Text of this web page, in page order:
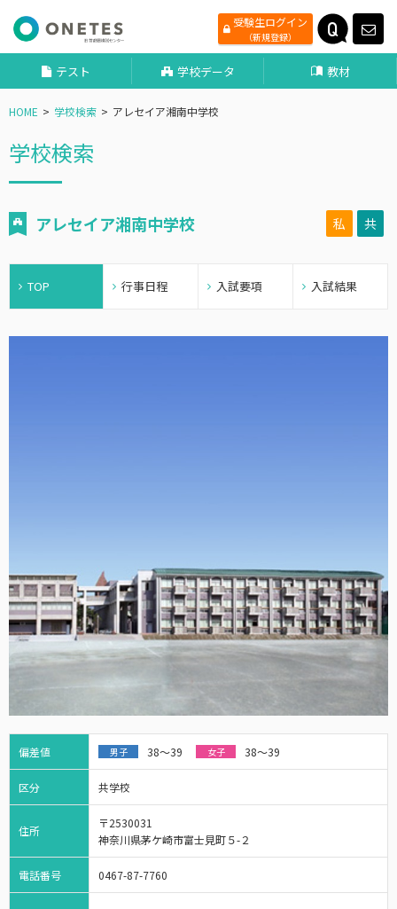
受験生ログイン
（新規登録）
テスト 学校データ 教材
HOME 学校検索 アレセイア湘南中学校
学校検索
アレセイア湘南中学校 私 共
TOP 行事日程 入試要項 入試結果
偏差値 男子 38～39 女子 38～39
区分 共学校
住所
〒2530031
神奈川県茅ケ崎市富士見町５-２
電話番号 0467-87-7760